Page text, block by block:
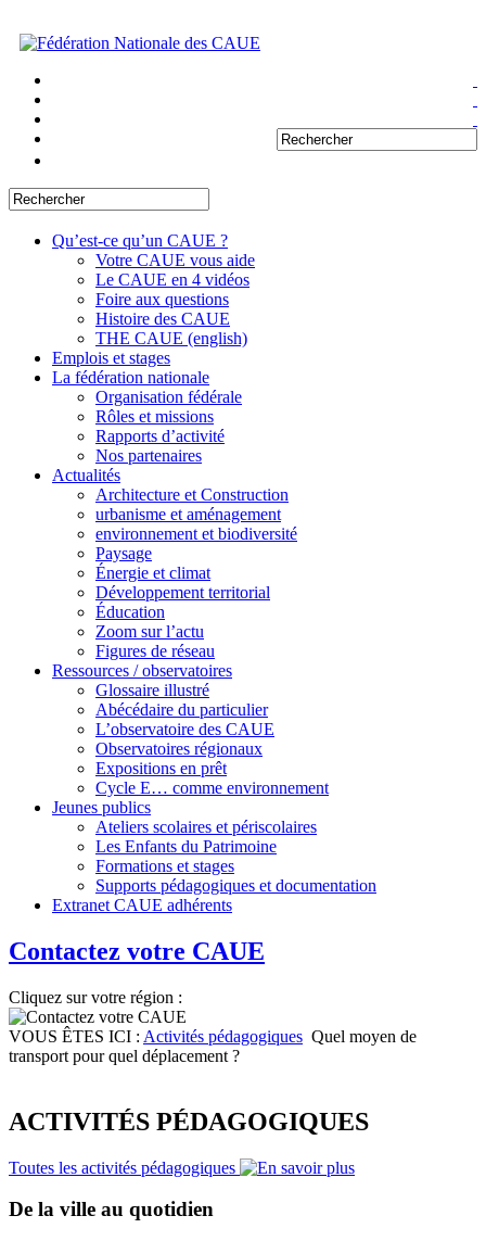
Qu’est-ce qu’un CAUE ?
Votre CAUE vous aide
Le CAUE en 4 vidéos
Foire aux questions
Histoire des CAUE
THE CAUE (english)
Emplois et stages
La fédération nationale
Organisation fédérale
Rôles et missions
Rapports d’activité
Nos partenaires
Actualités
Architecture et Construction
urbanisme et aménagement
environnement et biodiversité
Paysage
Énergie et climat
Développement territorial
Éducation
Zoom sur l’actu
Figures de réseau
Ressources / observatoires
Glossaire illustré
Abécédaire du particulier
L’observatoire des CAUE
Observatoires régionaux
Expositions en prêt
Cycle E… comme environnement
Jeunes publics
Ateliers scolaires et périscolaires
Les Enfants du Patrimoine
Formations et stages
Supports pédagogiques et documentation
Extranet CAUE adhérents
Contactez votre CAUE
Cliquez sur votre région :
VOUS ÊTES ICI : Activités pédagogiques Quel moyen de
transport pour quel déplacement ?
ACTIVITÉS PÉDAGOGIQUES
Toutes les activités pédagogiques
De la ville au quotidien